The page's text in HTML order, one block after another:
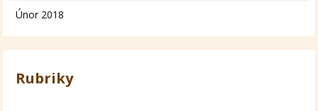
Únor 2018
Rubriky